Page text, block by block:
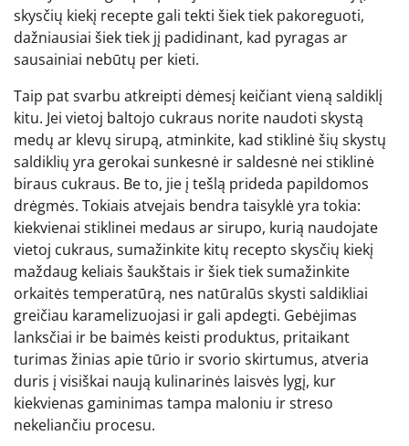
skysčių kiekį recepte gali tekti šiek tiek pakoreguoti,
dažniausiai šiek tiek jį padidinant, kad pyragas ar
sausainiai nebūtų per kieti.
Taip pat svarbu atkreipti dėmesį keičiant vieną saldiklį
kitu. Jei vietoj baltojo cukraus norite naudoti skystą
medų ar klevų sirupą, atminkite, kad stiklinė šių skystų
saldiklių yra gerokai sunkesnė ir saldesnė nei stiklinė
biraus cukraus. Be to, jie į tešlą prideda papildomos
drėgmės. Tokiais atvejais bendra taisyklė yra tokia:
kiekvienai stiklinei medaus ar sirupo, kurią naudojate
vietoj cukraus, sumažinkite kitų recepto skysčių kiekį
maždaug keliais šaukštais ir šiek tiek sumažinkite
orkaitės temperatūrą, nes natūralūs skysti saldikliai
greičiau karamelizuojasi ir gali apdegti. Gebėjimas
lanksčiai ir be baimės keisti produktus, pritaikant
turimas žinias apie tūrio ir svorio skirtumus, atveria
duris į visiškai naują kulinarinės laisvės lygį, kur
kiekvienas gaminimas tampa maloniu ir streso
nekeliančiu procesu.